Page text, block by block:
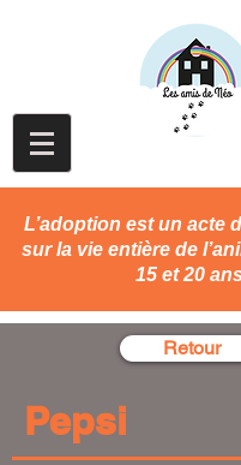
L’adoption est un acte
sur la vie entière de
15 et 20
Retour
Pepsi